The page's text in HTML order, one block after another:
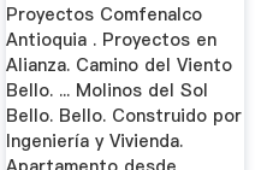
Proyectos Comfenalco
Antioquia . Proyectos en
Alianza. Camino del Viento
Bello. ... Molinos del Sol
Bello. Bello. Construido por
Ingeniería y Vivienda.